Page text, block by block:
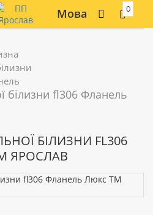
Мова 0
білизни fl306 Фланель
БІЛИЗНИ FL306
ЯРОСЛАВ